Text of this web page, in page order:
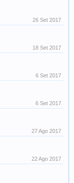
26 Set 2017
18 Set 2017
6 Set 2017
6 Set 2017
27 Ago 2017
22 Ago 2017